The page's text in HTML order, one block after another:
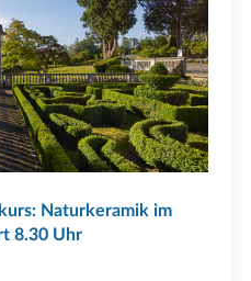
Naturkeramik im
8.30 Uhr